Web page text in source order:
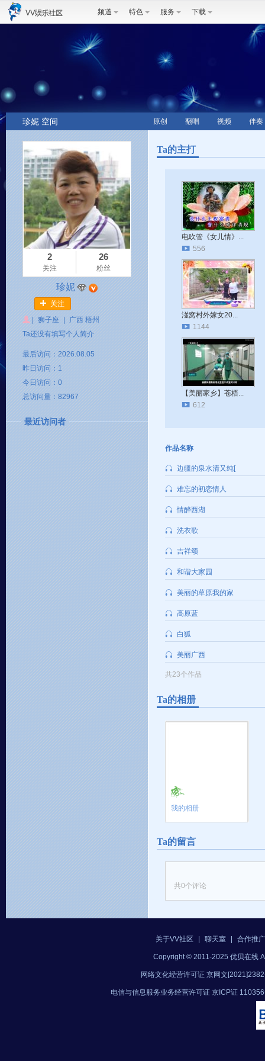
频道 特色 服务 下载
珍妮 空间 原创 翻唱 视频 伴奏
2
关注
26
粉丝
珍妮
关注
狮子座
广西 梧州
Ta还没有填写个人简介
最后访问：2026.08.05
昨日访问：1
今日访问：0
总访问量：82967
最近访问者
Ta的主打
电吹管《女儿情》...
556
湴窝村外嫁女20...
1144
【美丽家乡】苍梧...
612
作品名称
边疆的泉水清又纯[
难忘的初恋情人
情醉西湖
洗衣歌
吉祥颂
和谐大家园
美丽的草原我的家
高原蓝
白狐
美丽广西
共23个作品
Ta的相册
我的相册
Ta的留言
共0个评论
关于VV社区 聊天室 合作推广
Copyright © 2011-2025 优贝在线
网络文化经营许可证 京网文
电信与信息服务业务经营许可证 京ICP证